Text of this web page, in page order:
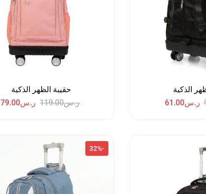
الذكية
ر.س61.00
حقيبة الظهر الذكية
ر.س119.00 ر.س79.00
-32%